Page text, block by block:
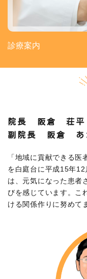
診療案内
院長 阪倉 荘平
副院長 阪倉 あ
「地域に貢献できる
を白庭台に平成15年
は、元気になった患者
びを感じています。こ
ける関係作りに努めて